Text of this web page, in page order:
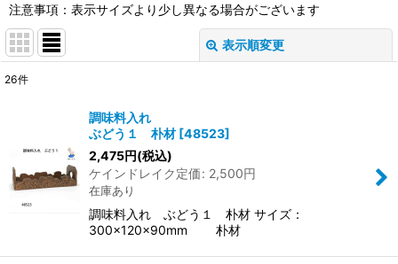
注意事項：表示サイズより少し異なる場合がございます
表示順変更
26件
調味料入れ
ぶどう１ 朴材 [48523]
2,475円(税込)
ケインドレイク定価: 2,500円
在庫あり
調味料入れ ぶどう１ 朴材 サイズ：
300×120×90mm 朴材